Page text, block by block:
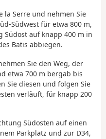
la Serre und nehmen Sie
Südwest für etwa 800 m,
Südost auf knapp 400 m in
Batis abbiegen.
Sie den Weg, der
etwa 700 m bergab bis
Sie diesen und folgen Sie
verläuft, für knapp 200
Südosten auf einen
Parkplatz und zur D34,